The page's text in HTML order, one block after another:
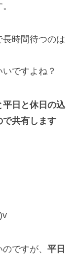
時間待つのは
ですよね？
日と休日の込
で共有します
のですが、平日